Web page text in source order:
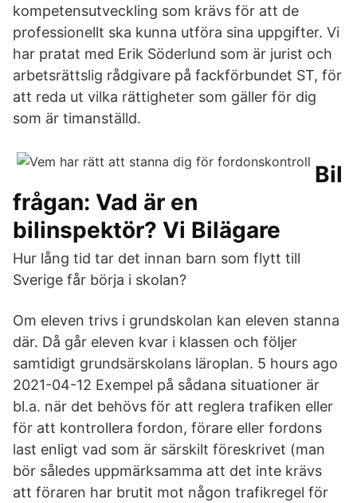
kompetensutveckling som krävs för att de
professionellt ska kunna utföra sina uppgifter. Vi
har pratat med Erik Söderlund som är jurist och
arbetsrättslig rådgivare på fackförbundet ST, för
att reda ut vilka rättigheter som gäller för dig
som är timanställd.
Bil
frågan: Vad är en
bilinspektör? Vi Bilägare
Hur lång tid tar det innan barn som flytt till
Sverige får börja i skolan?
Om eleven trivs i grundskolan kan eleven stanna
där. Då går eleven kvar i klassen och följer
samtidigt grundsärskolans läroplan. 5 hours ago
2021-04-12 Exempel på sådana situationer är
bl.a. när det behövs för att reglera trafiken eller
för att kontrollera fordon, förare eller fordons
last enligt vad som är särskilt föreskrivet (man
bör således uppmärksamma att det inte krävs
att föraren har brutit mot någon trafikregel för